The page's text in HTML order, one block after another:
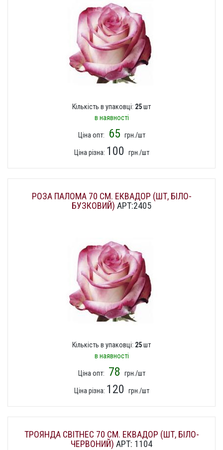
Кількість в упаковці: 25шт
в наявності
Ціна опт: 65 грн./шт
Ціна різна: 100 грн./шт
РОЗА ПАЛОМА 70 СМ. ЕКВАДОР (ШТ, БІЛО-
БУЗКОВИЙ) АРТ:2405
Кількість в упаковці: 25шт
в наявності
Ціна опт: 78 грн./шт
Ціна різна: 120 грн./шт
ТРОЯНДА СВІТНЕС 70 СМ. ЕКВАДОР (ШТ, БІЛО-
ЧЕРВОНИЙ) АРТ: 1104